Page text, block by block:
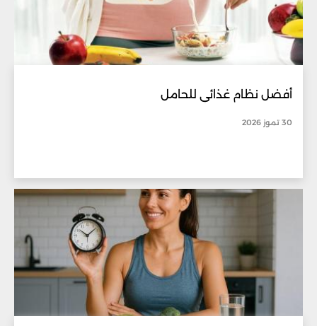
أفضل نظام غذائي للحامل
30 تموز 2026